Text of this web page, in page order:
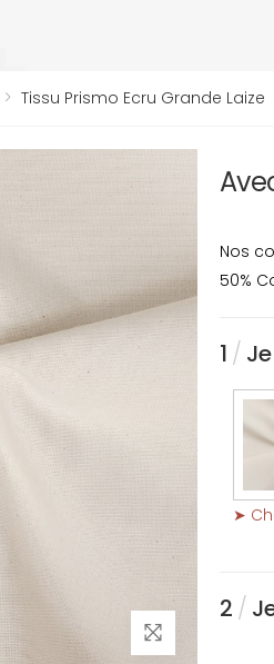
Tissu Prismo Ecru Grande Laize
Nos
50%
1 /
➤
2 /